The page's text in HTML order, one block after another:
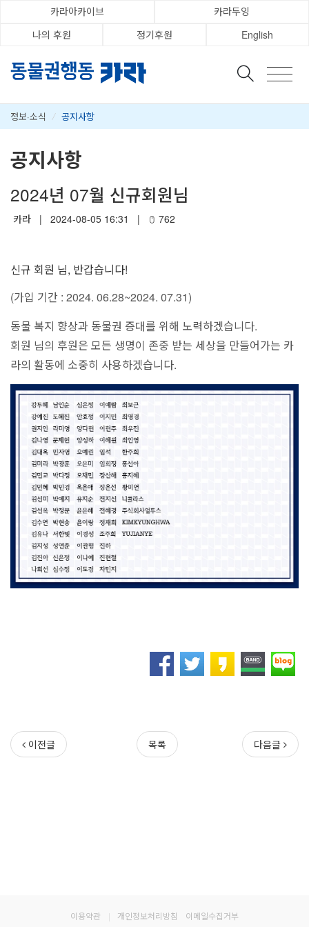
카라아카이브
카라두잉
나의 후원
정기후원 English
정보·소식 / 공지사항
공지사항
2024년 07월 신규회원님
카라 | 2024-08-05 16:31 | 762
신규 회원 님, 반갑습니다!
(가입 기간 : 2024. 06.28~2024. 07.31)
동물 복지 향상과 동물권 증대를 위해 노력하겠습니다.
회원 님의 후원은 모든 생명이 존중 받는 세상을 만들어가는 카
라의 활동에 소중히 사용하겠습니다.
이전글 목록 다음글
이용약관 개인정보처리방침 이메일수집거부